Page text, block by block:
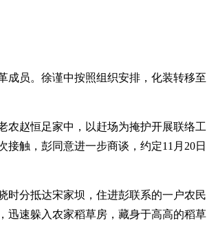
成员。徐谨中按照组织安排，化装转移至
农赵恒足家中，以赶场为掩护开展联络工
触，彭同意进一步商谈，约定11月20日
时分抵达宋家坝，住进彭联系的一户农民
迅速躲入农家稻草房，藏身于高高的稻草